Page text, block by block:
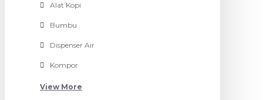
Alat Kopi
Bumbu
Dispenser Air
Kompor
View More